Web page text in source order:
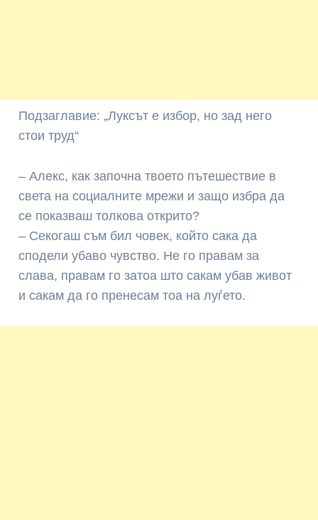
Подзаглавие: „Луксът е избор, но зад него
стои труд“
– Алекс, как започна твоето пътешествие в
света на социалните мрежи и защо избра да
се показваш толкова открито?
– Секогаш съм бил човек, който сака да
сподели убаво чувство. Не го правам за
слава, правам го затоа што сакам убав живот
и сакам да го пренесам тоа на луѓето.